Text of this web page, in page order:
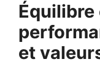
Équilibre
et